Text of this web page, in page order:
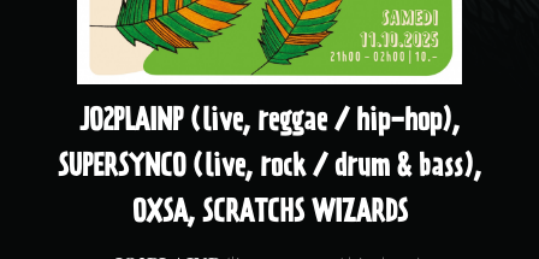
JO2PLAINP (live, reggae / hip-hop),
SUPERSYNCO (live, rock / drum & bass),
OXSA, SCRATCHS WIZARDS